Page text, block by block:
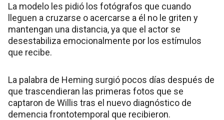
La modelo les pidió los fotógrafos que cuando
lleguen a cruzarse o acercarse a él no le griten y
mantengan una distancia, ya que el actor se
desestabiliza emocionalmente por los estímulos
que recibe.
La palabra de Heming surgió pocos días después de
que trascendieran las primeras fotos que se
captaron de Willis tras el nuevo diagnóstico de
demencia frontotemporal que recibieron.